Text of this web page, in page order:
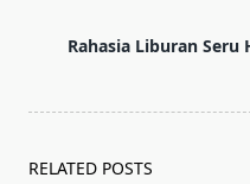
reader-Rahasia Liburan
RELATED POSTS